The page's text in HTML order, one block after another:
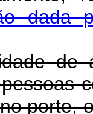
dada
de
porte,